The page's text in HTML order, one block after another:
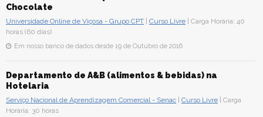
Chocolate
Universidade Online de Viçosa - Grupo CPT Curso Livre | Carga Horária: 40
horas (60 dias)
Em nosso banco de dados desde 19 de Outubro de 2016
Departamento de A&B (alimentos & bebidas) na
Hotelaria
Serviço Nacional de Aprendizagem Comercial - Senac Curso Livre | Carga
Horária: 30 horas